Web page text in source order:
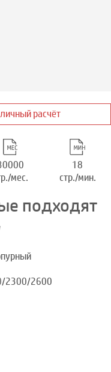
расчёт
мес.
18
стр./мин.
подходят
2300/2600